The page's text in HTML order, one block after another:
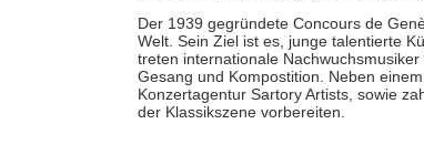
Der 1939 gegründete Concours de
Welt. Sein Ziel ist es, junge talentierte
treten internationale
Gesang und Kompostition. Neben
Konzertagentur Sartory Artists, sowie
der Klassikszene vorbereiten.